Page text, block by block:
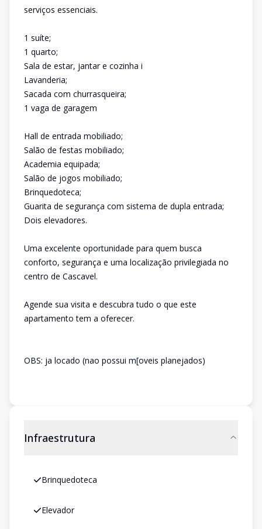
serviços essenciais.
1 suíte;
1 quarto;
Sala de estar, jantar e cozinha i
Lavanderia;
Sacada com churrasqueira;
1 vaga de garagem
Hall de entrada mobiliado;
Salão de festas mobiliado;
Academia equipada;
Salão de jogos mobiliado;
Brinquedoteca;
Guarita de segurança com sistema de dupla entrada;
Dois elevadores.
Uma excelente oportunidade para quem busca
conforto, segurança e uma localização privilegiada no
centro de Cascavel.
Agende sua visita e descubra tudo o que este
apartamento tem a oferecer.
OBS: ja locado (nao possui m[oveis planejados)
Infraestrutura
Brinquedoteca
Elevador